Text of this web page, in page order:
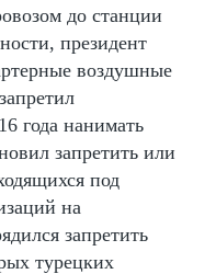
до станции
президент
воздушные
года нанимать
запретить или
под
на
запретить
турецких